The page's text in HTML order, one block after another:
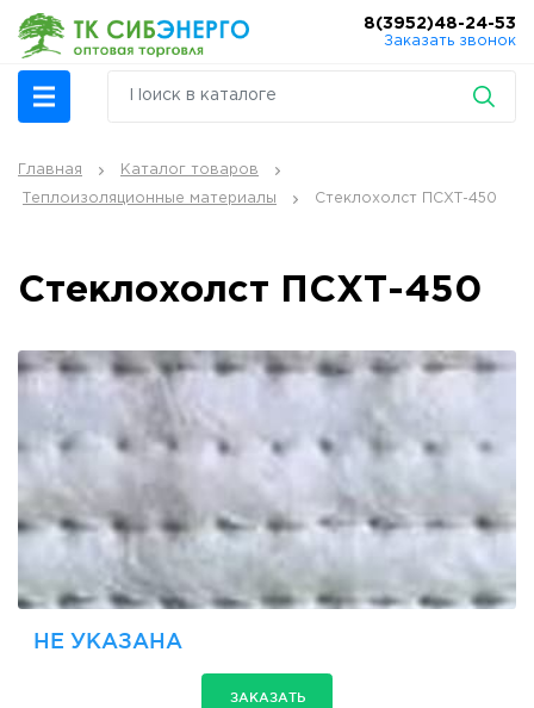
8(3952)48-24-53
Заказать звонок
Главная Каталог товаров
Теплоизоляционные материалы Стеклохолст ПСХТ-450
Стеклохолст ПСХТ-450
НЕ УКАЗАНА
ЗАКАЗАТЬ